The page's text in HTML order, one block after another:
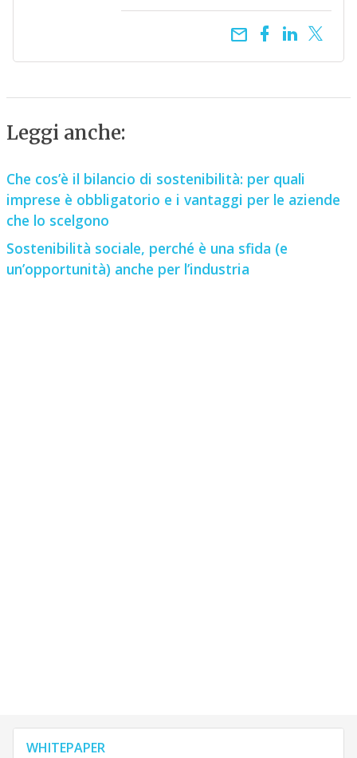
email
Leggi anche:
Che cos’è il bilancio di sostenibilità: per quali
imprese è obbligatorio e i vantaggi per le aziende
che lo scelgono
Sostenibilità sociale, perché è una sfida (e
un’opportunità) anche per l’industria
WHITEPAPER